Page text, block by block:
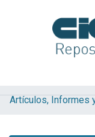
Explorar